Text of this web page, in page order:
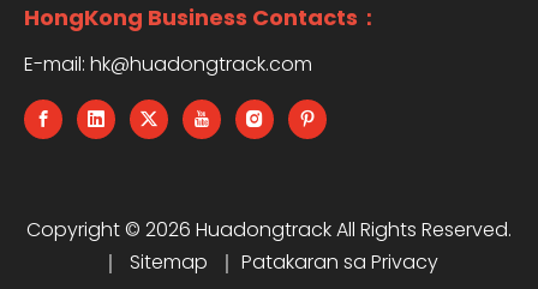
HongKong Business Contacts：
E-mail: hk@huadongtrack.com
Copyright © 2026 Huadongtrack All Rights Reserved.
｜ Sitemap ｜ Patakaran sa Privacy